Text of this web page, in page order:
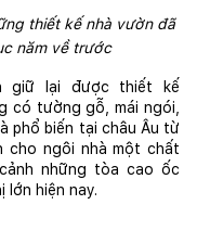
thiết kế nhà vườn đã
năm về trước
giữ lại được thiết kế
có tường gỗ, mái ngói,
phổ biến tại châu Âu từ
cho ngôi nhà một chất
những tòa cao ốc
lớn hiện nay.